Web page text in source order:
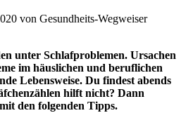
von Gesundheits-Wegweiser
unter Schlafproblemen. Ursachen
im häuslichen und beruflichen
Lebensweise. Du findest abends
hilft nicht? Dann
den folgenden Tipps.